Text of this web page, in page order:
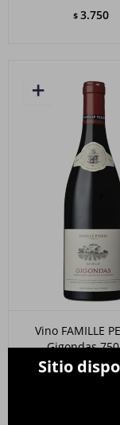
Sitio
$ 3.750
Vino FAMILLE
Gigondas
1.990